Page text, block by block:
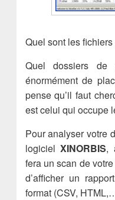
Quel sont les
Quel dossiers de
énormément de
pense qu’il faut
est celui qui occupe
Pour analyser votre
logicielXINORBIS,
fera un scan de
d’afficher un
format (CSV,